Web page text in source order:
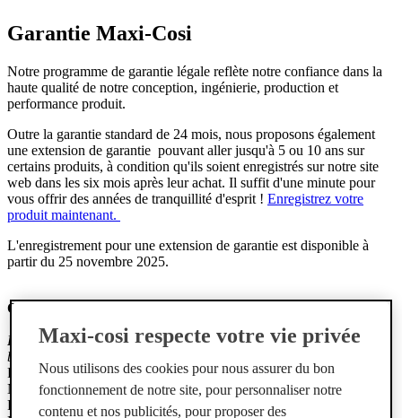
Garantie Maxi-Cosi
Notre programme de garantie légale reflète notre confiance dans la
haute qualité de notre conception, ingénierie, production et
performance produit.
Outre la garantie standard de 24 mois, nous proposons également
une extension de garantie pouvant aller jusqu'à 5 ou 10 ans sur
certains produits, à condition qu'ils soient enregistrés sur notre site
web dans les six mois après leur achat. Il suffit d'une minute pour
vous offrir des années de tranquillité d'esprit ! Enregistrez votre
produit maintenant.
L'enregistrement pour une extension de garantie est disponible à
partir du 25 novembre 2025.
Quels sont les produits éligibles à une extension de garantie ?
Promesse Maxi-Cosi de 10 ans pour la Fame family (sauf la
batterie externe) :
Poussette Fame
Nacelle Fame
Poussette Fame Cabin
Maxi-cosi respecte votre vie privée
Nous utilisons des cookies pour nous assurer du bon
fonctionnement de notre site, pour personnaliser notre
contenu et nos publicités, pour proposer des